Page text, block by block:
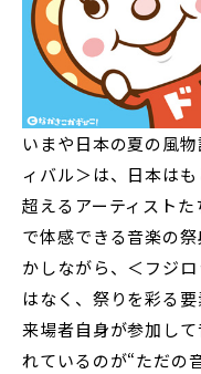
いまや日本の夏の風
ィバル＞は、日本は
超えるアーティスト
で体感できる音楽の
かしながら、＜フジ
はなく、祭りを彩る
来場者自身が参加し
れているのが“ただの